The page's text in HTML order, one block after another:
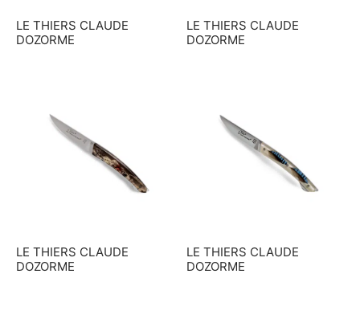
LE THIERS CLAUDE
DOZORME
LE THIERS CLAUDE
DOZORME
LE THIERS CLAUDE
DOZORME
LE THIERS CLAUDE
DOZORME